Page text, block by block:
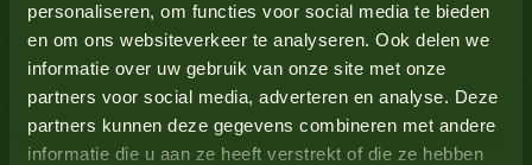
personaliseren, om functies voor social media te bieden
en om ons websiteverkeer te analyseren. Ook delen we
informatie over uw gebruik van onze site met onze
partners voor social media, adverteren en analyse. Deze
partners kunnen deze gegevens combineren met andere
informatie die u aan ze heeft verstrekt of die ze hebben
Fill out one of the contact forms or read our
frequently
asked questions
. Do you prefer direct telephone
contact? Of course that is also possible:
+31 (0)88 244
1200